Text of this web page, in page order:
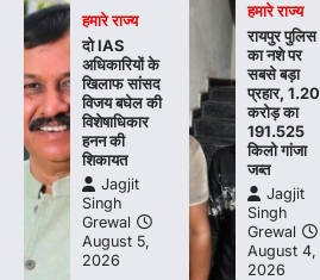
हमारे राज्य
दो IAS
अधिकारियों के
खिलाफ सांसद
विजय बघेल की
विशेषाधिकार
हनन की
शिकायत
Jagjit
Singh
Grewal
August 5,
2026
हमारे राज्य
रायपुर पुलिस
का नशे पर
सबसे बड़ा
प्रहार, 1.20
करोड़ का
191.525
किलो गांजा
जब्त
Jagjit
Singh
Grewal
August 4,
2026